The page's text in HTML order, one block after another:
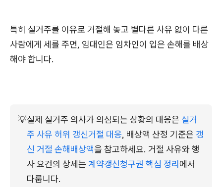
특히 실거주를 이유로 거절해 놓고 별다른 사유 없이 다른
사람에게 세를 주면, 임대인은 임차인이 입은 손해를 배상
해야 합니다.
💡실제 실거주 의사가 의심되는 상황의 대응은 실거
주 사유 허위 갱신거절 대응, 배상액 산정 기준은 갱
신 거절 손해배상액을 참고하세요. 거절 사유와 행
사 요건의 상세는 계약갱신청구권 핵심 정리에서
다룹니다.